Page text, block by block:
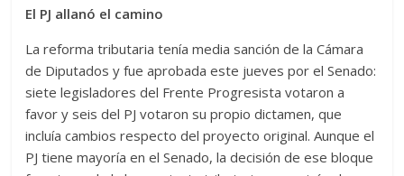
El PJ allanó el camino
La reforma tributaria tenía media sanción de la Cámara
de Diputados y fue aprobada este jueves por el Senado:
siete legisladores del Frente Progresista votaron a
favor y seis del PJ votaron su propio dictamen, que
incluía cambios respecto del proyecto original. Aunque el
PJ tiene mayoría en el Senado, la decisión de ese bloque